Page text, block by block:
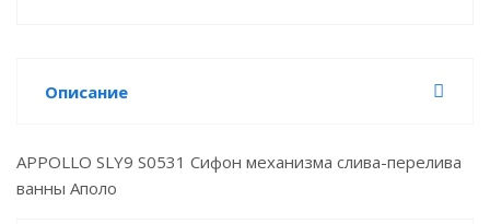
Описание
APPOLLO SLY9 S0531 Сифон механизма слива-перелива
ванны Аполо